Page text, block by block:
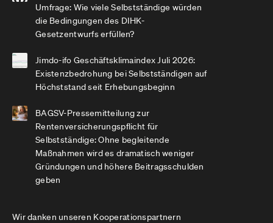
Umfrage: Wie viele Selbstständige würden
die Bedingungen des DIHK-
Gesetzentwurfs erfüllen?
Jimdo-ifo Geschäftsklimaindex Juli 2026:
Existenzbedrohung bei Selbstständigen auf
Höchststand seit Erhebungsbeginn
BAGSV-Pressemitteilung zur
Rentenversicherungspflicht für
Selbstständige: Ohne begleitende
Maßnahmen wird es dramatisch weniger
Gründungen und höhere Beitragsschulden
geben
Wir danken unseren Kooperationspartnern